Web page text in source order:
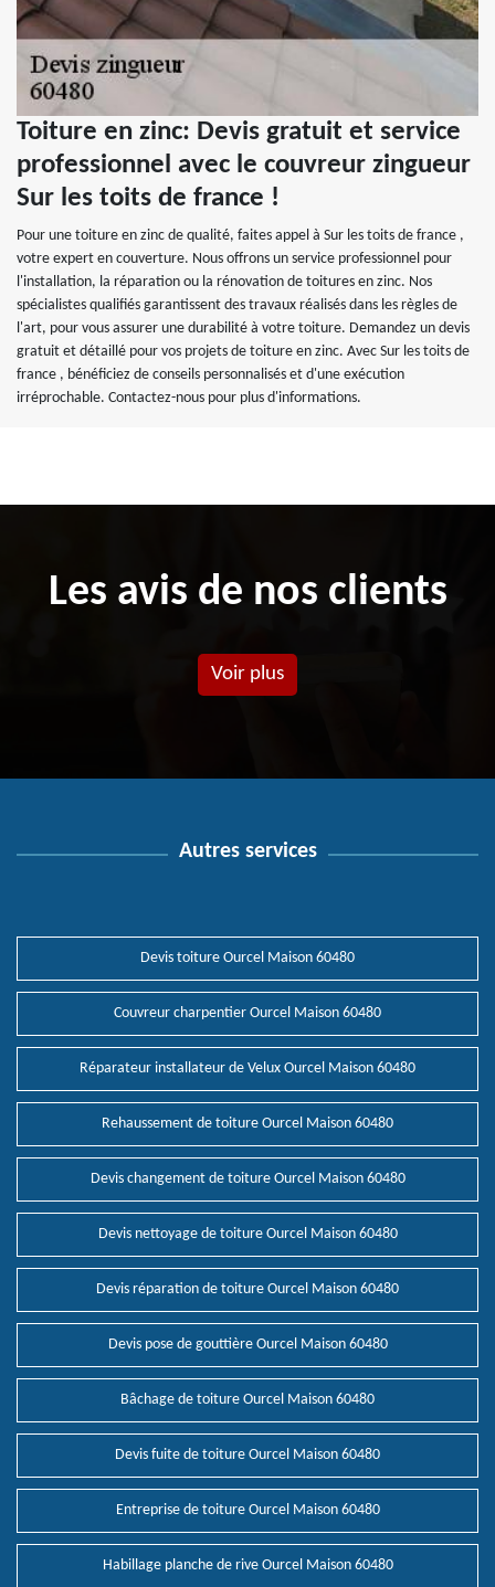
Toiture en zinc: Devis gratuit et service
professionnel avec le couvreur zingueur
Sur les toits de france !
Pour une toiture en zinc de qualité, faites appel à Sur les toits de france ,
votre expert en couverture. Nous offrons un service professionnel pour
l'installation, la réparation ou la rénovation de toitures en zinc. Nos
spécialistes qualifiés garantissent des travaux réalisés dans les règles de
l'art, pour vous assurer une durabilité à votre toiture. Demandez un devis
gratuit et détaillé pour vos projets de toiture en zinc. Avec Sur les toits de
france , bénéficiez de conseils personnalisés et d'une exécution
irréprochable. Contactez-nous pour plus d'informations.
Les avis de nos clients
Voir plus
Autres services
Devis toiture Ourcel Maison 60480
Couvreur charpentier Ourcel Maison 60480
Réparateur installateur de Velux Ourcel Maison 60480
Rehaussement de toiture Ourcel Maison 60480
Devis changement de toiture Ourcel Maison 60480
Devis nettoyage de toiture Ourcel Maison 60480
Devis réparation de toiture Ourcel Maison 60480
Devis pose de gouttière Ourcel Maison 60480
Bâchage de toiture Ourcel Maison 60480
Devis fuite de toiture Ourcel Maison 60480
Entreprise de toiture Ourcel Maison 60480
Habillage planche de rive Ourcel Maison 60480